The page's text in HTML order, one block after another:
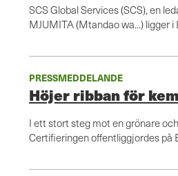
SCS Global Services (SCS), en
MJUMITA (Mtandao wa...) ligger i
PRESSMEDDELANDE
Höjer ribban för
I ett stort steg mot en grönare
Certifieringen offentliggjordes på